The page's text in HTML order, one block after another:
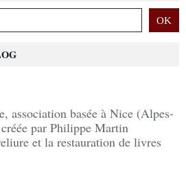
association basée à Nice (Alpes-
par Philippe Martin
et la restauration de livres